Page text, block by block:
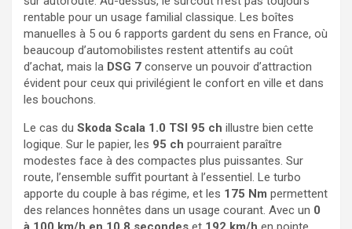
rentable pour un usage familial classique. Les boîtes
manuelles à 5 ou 6 rapports gardent du sens en France, où
beaucoup d’automobilistes restent attentifs au coût
d’achat, mais la DSG 7 conserve un pouvoir d’attraction
évident pour ceux qui privilégient le confort en ville et dans
les bouchons.
Le cas du Skoda Scala 1.0 TSI 95 ch illustre bien cette
logique. Sur le papier, les 95 ch pourraient paraître
modestes face à des compactes plus puissantes. Sur
route, l’ensemble suffit pourtant à l’essentiel. Le turbo
apporte du couple à bas régime, et les 175 Nm permettent
des relances honnêtes dans un usage courant. Avec un 0